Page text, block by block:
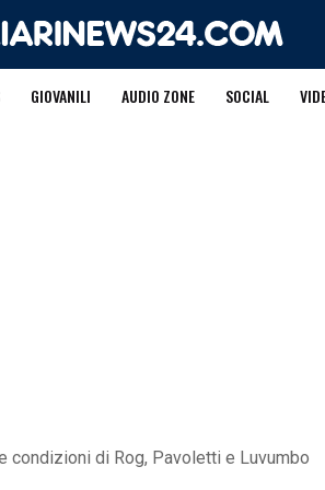
GIOVANILI AUDIO ZONE SOCIAL
condizioni di Rog, Pavoletti e Luvumbo